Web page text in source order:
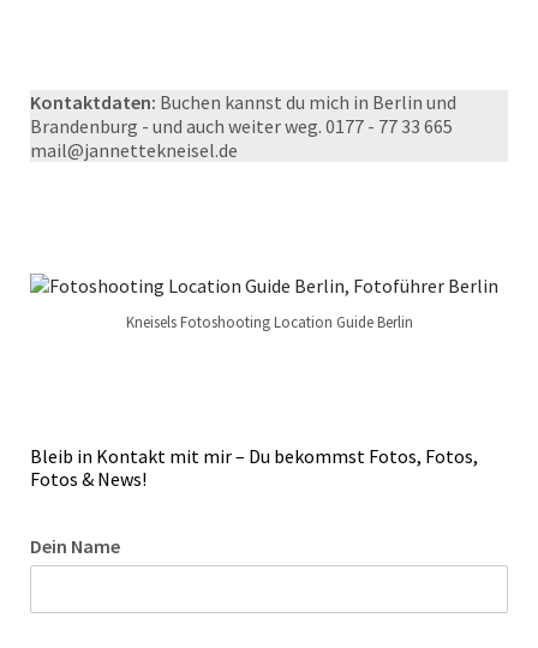
Kontaktdaten: Buchen kannst du mich in Berlin und
Brandenburg - und auch weiter weg. 0177 - 77 33 665
mail@jannettekneisel.de
Kneisels Fotoshooting Location Guide Berlin
Bleib in Kontakt mit mir – Du bekommst Fotos, Fotos,
Fotos & News!
Dein Name